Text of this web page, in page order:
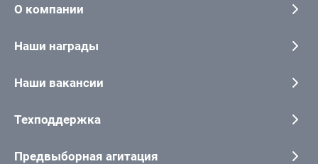
О компании
Наши награды
Наши вакансии
Техподдержка
Предвыборная агитация